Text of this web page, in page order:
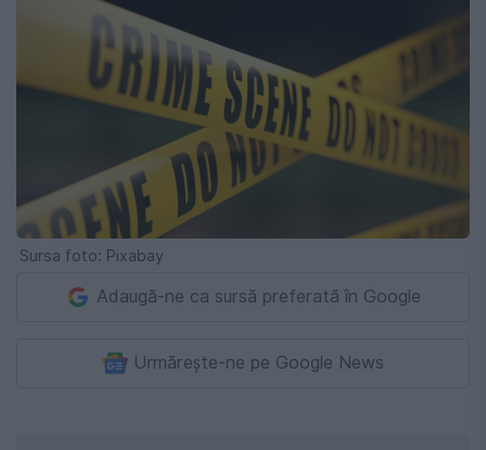
Sursa foto: Pixabay
Adaugă-ne ca sursă preferată în Google
Urmărește-ne pe Google News